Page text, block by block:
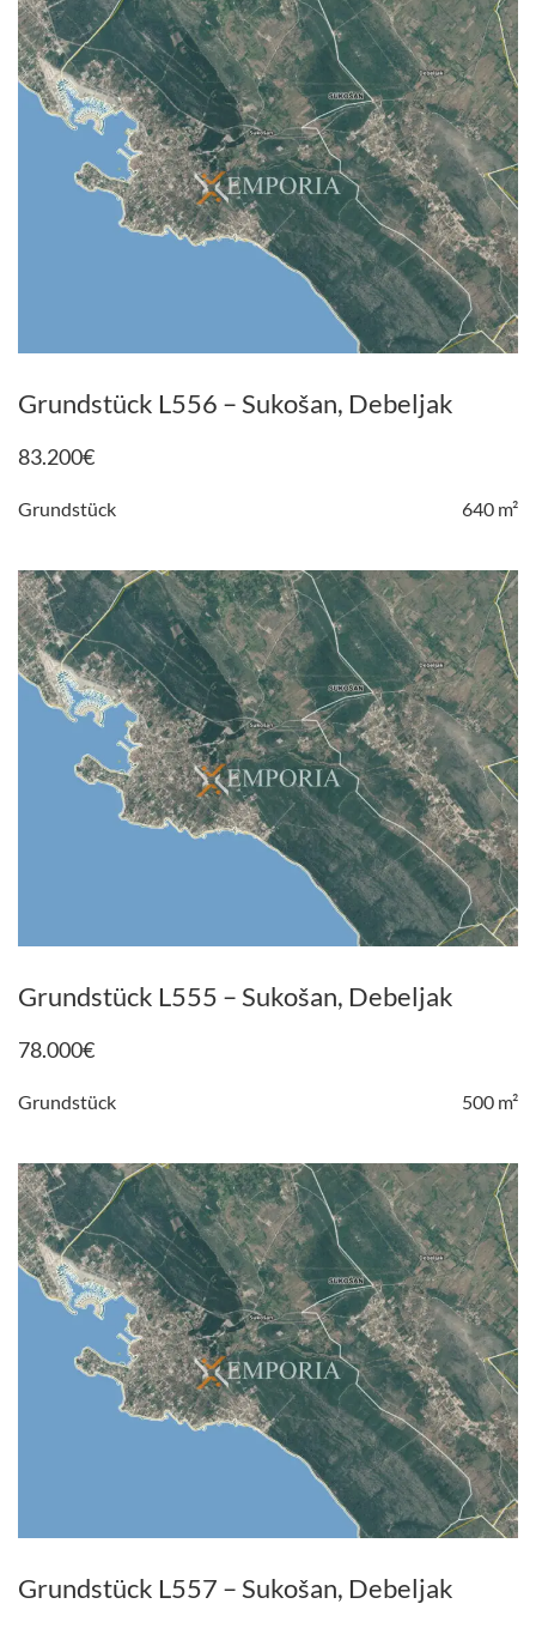
Grundstück L556 – Sukošan, Debeljak
83.200€
Grundstück 640 m²
Grundstück L555 – Sukošan, Debeljak
78.000€
Grundstück 500 m²
Grundstück L557 – Sukošan, Debeljak